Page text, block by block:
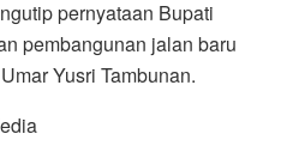
pernyataan Bupati
pembangunan jalan baru
Yusri Tambunan.